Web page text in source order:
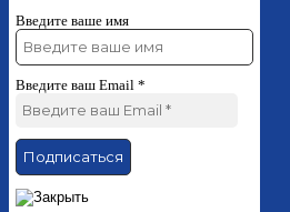
Введите ваше имя
Введите ваш Email *